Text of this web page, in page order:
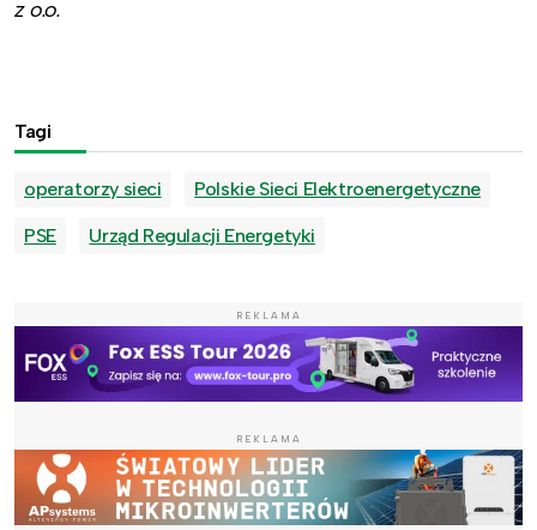
z o.o.
Tagi
operatorzy sieci Polskie Sieci Elektroenergetyczne
PSE Urząd Regulacji Energetyki
REKLAMA
REKLAMA